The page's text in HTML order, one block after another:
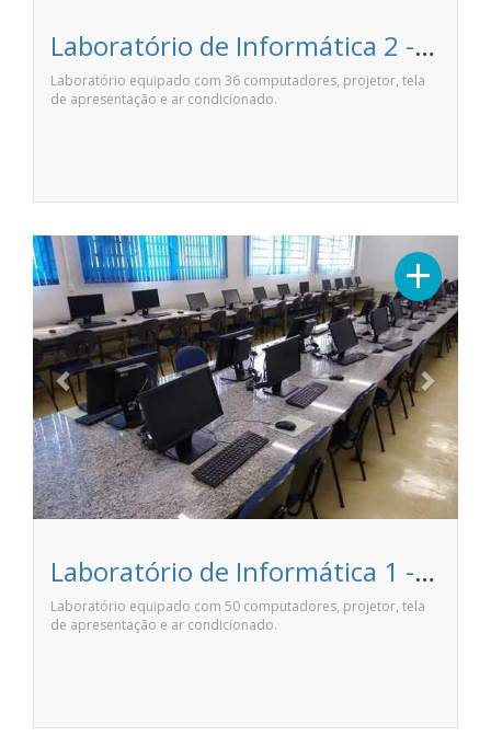
Laboratório de Informática 2 - Anhanguera Pirassununga
Laboratório equipado com 36 computadores, projetor, tela
de apresentação e ar condicionado.
+
Previous Next
Laboratório de Informática 1 - Anhanguera Pirassununga
Laboratório equipado com 50 computadores, projetor, tela
de apresentação e ar condicionado.